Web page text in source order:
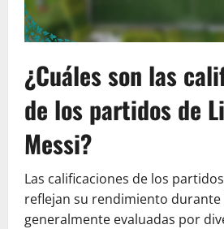
¿Cuáles son las
de los partidos de
Messi?
Las calificaciones de los
reflejan su rendimiento durante
generalmente evaluadas por